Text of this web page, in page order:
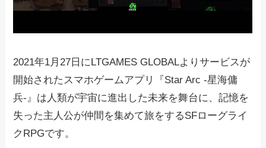
2021年1月27日にLTGAMES GLOBALよりサービスが
開始されたスマホゲームアプリ『Star Arc -星海傭
兵-』は人類が宇宙に進出した未来を舞台に、記憶を
失った主人公が仲間を集めて旅をするSFローグライ
クRPGです。